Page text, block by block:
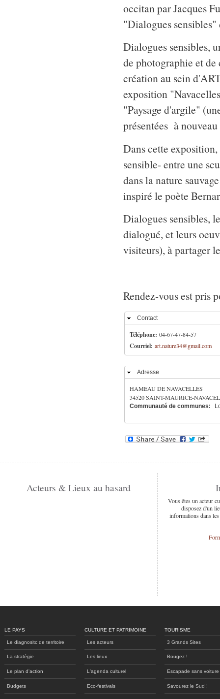
occitan par Jacques
"Dialogues
Dialogues sensibles,
de photographie et
création au sein
exposition
"Paysage d'argile"
présentées à
Dans cette
sensible- entre une
dans la nature
inspiré le poète
Dialogues sensibles,
dialogué, et leurs
visiteurs), à partager
Rendez-vous est pris
Masquer
Contact
Téléphone: 04-67-47-84-57
Courriel: art.nature34@gmail.com
Masquer
Adresse
HAMEAU DE NAVACELLES
34520SAINT-MAURICE-
Communauté de communes:
Acteurs & Lieux au hasard
Vous êtes un acteur
disposez d'un
informations dans
LE PAYS
Le diagnositc de territoire
La stratégie
Le plan d'action
Budgets
CULTURE ET PATRIMOINE
Les acteurs
Les lieux
L'agenda culturel
Eco-festivals
TOURISME
3 Grands Sites
Bougez !
Escapade sans voiture
Savourez le Sud !